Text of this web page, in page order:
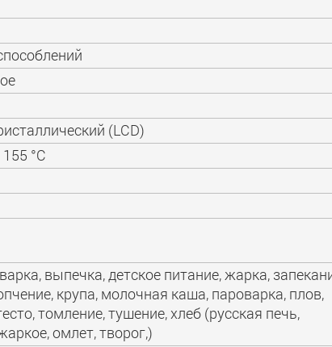
(LCD)
°C
выпечка, детское питание, жарка,
крупа, молочная каша, пароварка, плов,
томление, тушение, хлеб (русская печь,
омлет, творог,)